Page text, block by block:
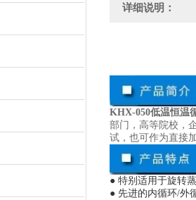
详细说明：
KHX-050低温恒温
部门，高等院校，
试，也可作为直接
● 特别适用于旋转
● 先进的内循环/外